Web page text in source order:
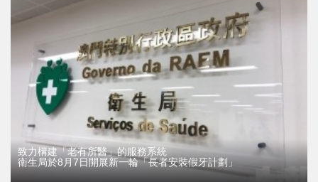
致力構建「老有所醫」的服務系統
衛生局於8月7日開展新一輪「長者安裝假牙計劃」